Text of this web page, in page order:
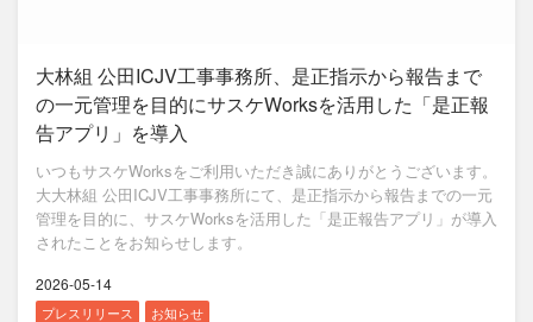
大林組 公田ICJV工事事務所、是正指示から報告まで
の一元管理を目的にサスケWorksを活用した「是正報
告アプリ」を導入
いつもサスケWorksをご利用いただき誠にありがとうございます。
大大林組 公田ICJV工事事務所にて、是正指示から報告までの一元
管理を目的に、サスケWorksを活用した「是正報告アプリ」が導入
されたことをお知らせします。
2026-05-14
プレスリリース お知らせ